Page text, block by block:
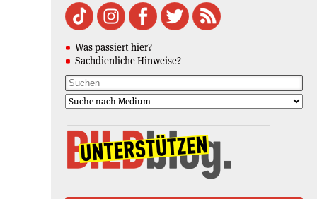
Was passiert hier?
Sachdienliche Hinweise?